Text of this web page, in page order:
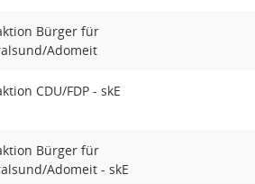
Bürger für
Adomeit
CDU/FDP - skE
Bürger für
Adomeit - skE